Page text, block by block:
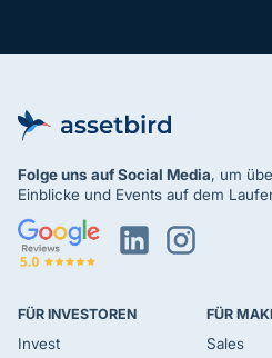
Folge uns auf Social Media, um
Einblicke und Events auf dem
FÜR INVESTOREN
Invest
FÜR
Sales